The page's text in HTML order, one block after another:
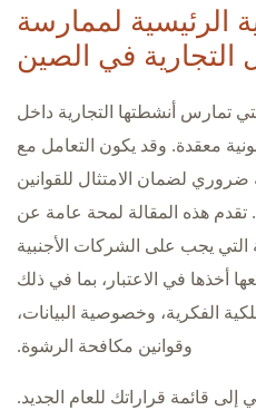
الرئيسية لممارسة
التجارية في الصين
تمارس أنشطتها التجارية داخل
معقدة. وقد يكون التعامل مع
ضروري لضمان الامتثال للقوانين
تقدم هذه المقالة لمحة عامة عن
التي يجب على الشركات الأجنبية
أخذها في الاعتبار، بما في ذلك
الفكرية، وخصوصية البيانات،
وقوانين مكافحة الرشوة.
قائمة قراراتك للعام الجديد.